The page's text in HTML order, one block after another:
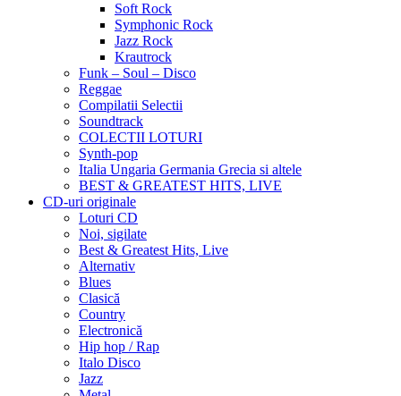
Soft Rock
Symphonic Rock
Jazz Rock
Krautrock
Funk – Soul – Disco
Reggae
Compilatii Selectii
Soundtrack
COLECTII LOTURI
Synth-pop
Italia Ungaria Germania Grecia si altele
BEST & GREATEST HITS, LIVE
CD-uri originale
Loturi CD
Noi, sigilate
Best & Greatest Hits, Live
Alternativ
Blues
Clasică
Country
Electronică
Hip hop / Rap
Italo Disco
Jazz